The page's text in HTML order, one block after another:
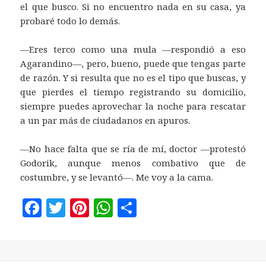
el que busco. Si no encuentro nada en su casa, ya
probaré todo lo demás.
—Eres terco como una mula —respondió a eso
Agarandino—, pero, bueno, puede que tengas parte
de razón. Y si resulta que no es el tipo que buscas, y
que pierdes el tiempo registrando su domicilio,
siempre puedes aprovechar la noche para rescatar
a un par más de ciudadanos en apuros.
—No hace falta que se ría de mí, doctor —protestó
Godorik, aunque menos combativo que de
costumbre, y se levantó—. Me voy a la cama.
F T Pi W